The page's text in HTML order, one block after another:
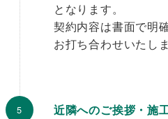
となります。
契約内容は書面で明
お打ち合わせいたしま
近隣へのご挨拶・施